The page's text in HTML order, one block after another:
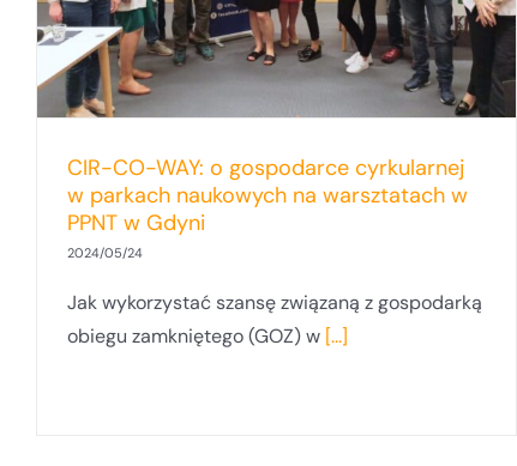
CIR-CO-WAY: o gospodarce cyrkularnej
w parkach naukowych na warsztatach w
PPNT w Gdyni
2024/05/24
Jak wykorzystać szansę związaną z gospodarką
obiegu zamkniętego (GOZ) w [...]